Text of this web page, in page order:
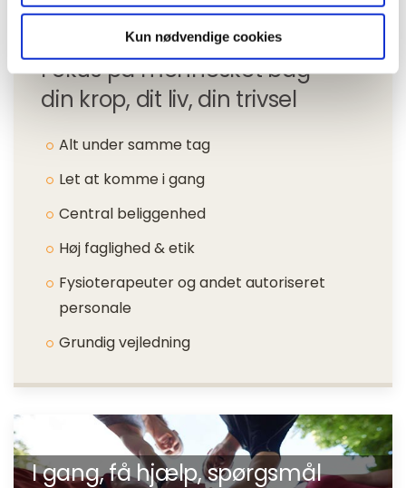
Kun nødvendige cookies
Fokus på mennesket bag -
din krop, dit liv, din trivsel
Alt under samme tag
Let at komme i gang
Central beliggenhed
Høj faglighed & etik
Fysioterapeuter og andet autoriseret
personale
Grundig vejledning
I gang, få hjælp, spørgsmål